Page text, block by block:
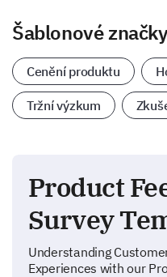
Šablonové
Cenění produktu
Tržní výzkum
Product
Survey
Understanding
Experiences with our